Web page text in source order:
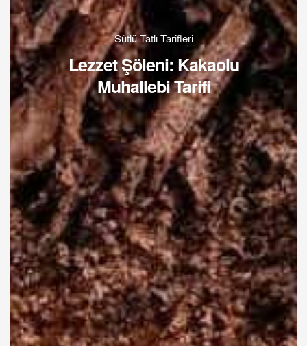
Sütlü Tatlı Tarifleri
Lezzet Şöleni: Kakaolu
Muhallebi Tarifi